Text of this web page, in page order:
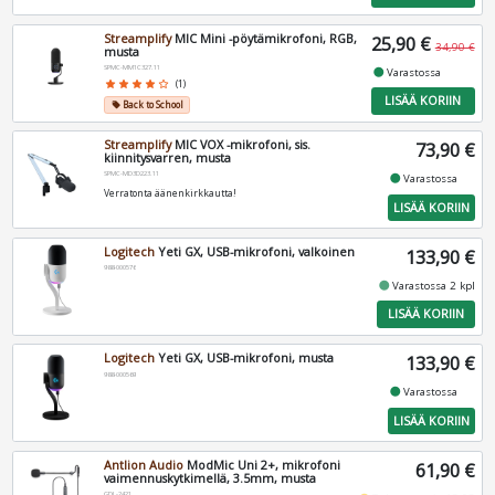
StreamplifyMIC Mini -pöytämikrofoni, RGB,
musta
SPMC-MM1C327.11
star star star star star_border (1)
local_offerBack to School
25,90 € 34,90 €
fiber_manual_recordVarastossa
LISÄÄ KORIIN
StreamplifyMIC VOX -mikrofoni, sis.
kiinnitysvarren, musta
SPMC-MD3D223.11
Verratonta äänenkirkkautta!
73,90 €
fiber_manual_recordVarastossa
LISÄÄ KORIIN
Logitech Yeti GX, USB-mikrofoni, valkoinen
988-000576 133,90 €
fiber_manual_recordVarastossa 2 kpl
LISÄÄ KORIIN
Logitech Yeti GX, USB-mikrofoni, musta
988-000569 133,90 €
fiber_manual_recordVarastossa
LISÄÄ KORIIN
Antlion Audio ModMic Uni 2+, mikrofoni
vaimennuskytkimellä, 3.5mm, musta
61,90 €